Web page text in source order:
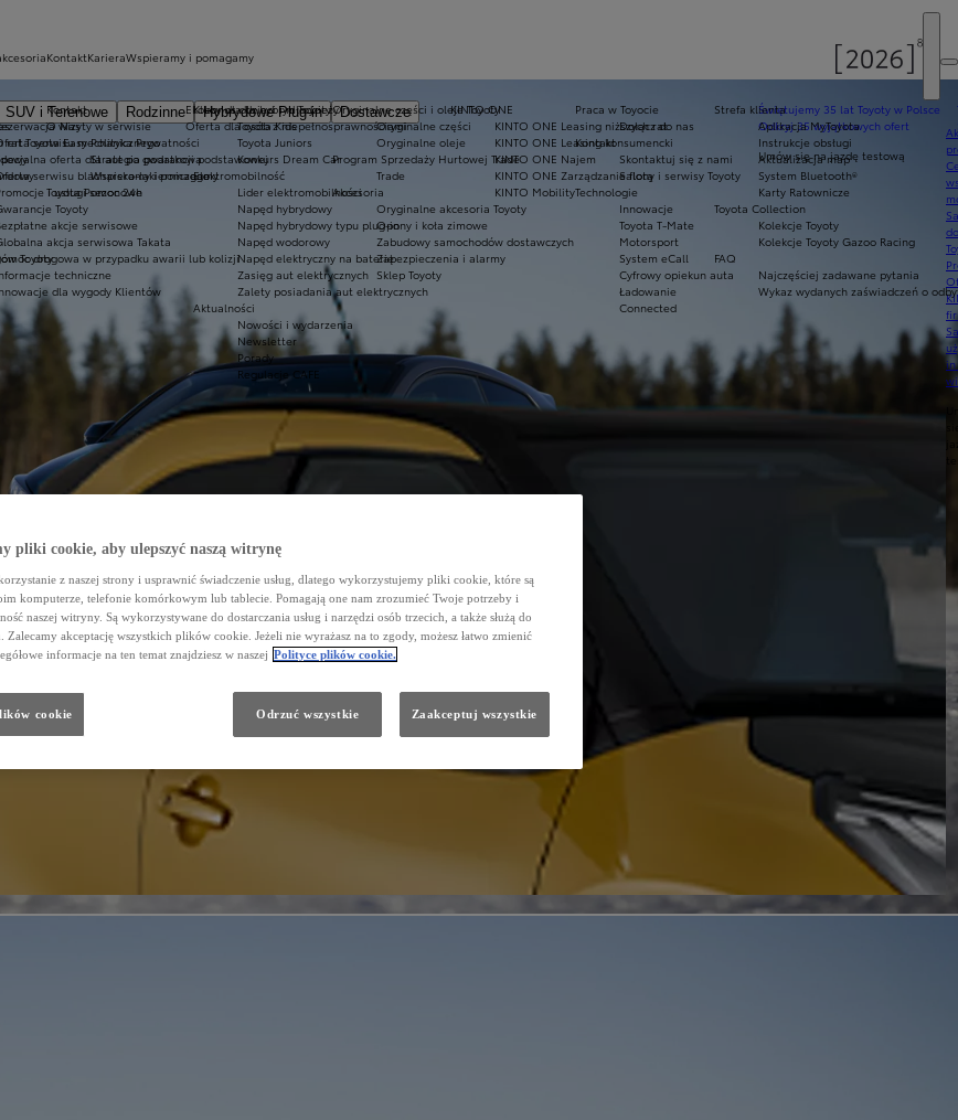
SUV i Terenowe Rodzinne Hybrydowe Plug-in
Dostawcze
in
Ekobonus dla hybryd Toyoty
Oferta dla osób z niepełnosprawnościami
Świętujemy 35 lat Toyoty w Polsce
Odkryj 35 wyjątkowych ofert
Umów się na jazdę testową
Toyoty
Kluby dla dzieci i młodzieży
Toyota Kids
Toyota Juniors
Konkurs Dream Car
Elektromobilność
Lider elektromobilności
Napęd hybrydowy
Napęd hybrydowy typu plug-in
Napęd wodorowy
Napęd elektryczny na baterię
Zasięg aut elektrycznych
Zalety posiadania aut elektrycznych
Aktualności
Nowości i wydarzenia
Newsletter
Porady
Regulacje CAFE
Praca w Toyocie
Dołącz do nas
Kontakt
Skontaktuj się z nami
Salony i serwisy Toyoty
Technologie
Innowacje
Toyota T-Mate
Motorsport
System eCall
Cyfrowy opiekun auta
Ładowanie
Connected
rat Toyota Easy
KINTO ONE
KINTO ONE Leasing niższych rat
KINTO ONE Leasing konsumencki
KINTO ONE Najem
KINTO ONE Zarządzanie flotą
KINTO Mobility
wizyty w serwisie
serwisu mechanicznego
oferta dla aut po gwarancji podstawowej
serwisu blacharsko-lakierniczego
i usługi sezonowe
Toyoty
akcje serwisowe
akcja serwisowa Takata
drogowa w przypadku awarii lub kolizji
techniczne
dla wygody Klientów
Oryginalne części i oleje Toyoty
Oryginalne części
Oryginalne oleje
Program Sprzedaży Hurtowej Trade
Trade
Akcesoria
Oryginalne akcesoria Toyoty
Opony i koła zimowe
Zabudowy samochodów dostawczych
Zabezpieczenia i alarmy
Sklep Toyoty
Strefa klienta
Aplikacja MyToyota
Instrukcje obsługi
Aktualizacja map
System Bluetooth®
Karty Ratownicze
Toyota Collection
Kolekcje Toyoty
Kolekcje Toyoty Gazoo Racing
FAQ
Najczęściej zadawane pytania
Wykaz wydanych zaświadczeń o
Kontakt
Kontakt
O Nas
Polityka Prywatności
Strategia podatkowa
Wspieramy i pomagamy
Toyota Pomoc 24h
KarieraWspieramy i pomagamy
pliki cookie, aby ulepszyć naszą witrynę
z naszej strony i usprawnić świadczenie usług, dlatego wykorzystujemy pliki cookie, które są
komputerze, telefonie komórkowym lub tablecie. Pomagają one nam zrozumieć Twoje potrzeby i
naszej witryny. Są wykorzystywane do dostarczania usług i narzędzi osób trzecich, a także służą do
Zalecamy akceptację wszystkich plików cookie. Jeżeli nie wyrażasz na to zgody, możesz łatwo zmienić
informacje na ten temat znajdziesz w naszej Polityce plików cookie.
cookie Odrzuć wszystkie Zaakceptuj wszystkie